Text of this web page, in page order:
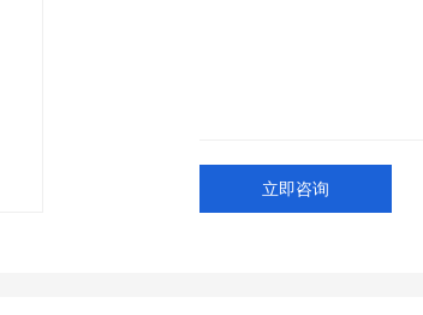
立即咨询